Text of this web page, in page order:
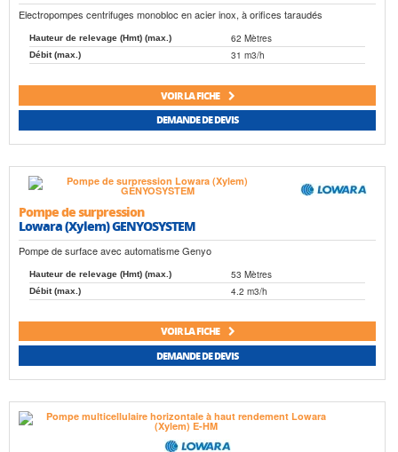
Electropompes centrifuges monobloc en acier inox, à orifices taraudés
Hauteur de relevage (Hmt) (max.) 62 Mètres
Débit (max.) 31 m3/h
VOIR LA FICHE
DEMANDE DE DEVIS
Pompe de surpression
Lowara (Xylem) GENYOSYSTEM
Pompe de surface avec automatisme Genyo
Hauteur de relevage (Hmt) (max.) 53 Mètres
Débit (max.) 4.2 m3/h
VOIR LA FICHE
DEMANDE DE DEVIS